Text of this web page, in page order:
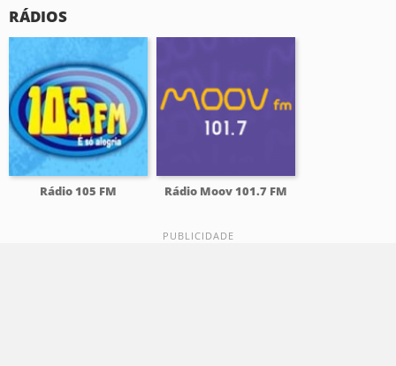
RÁDIOS
Rádio 105 FM Rádio Moov 101.7 FM